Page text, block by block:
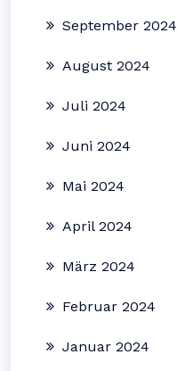
September 2024
August 2024
Juli 2024
Juni 2024
Mai 2024
April 2024
März 2024
Februar 2024
Januar 2024